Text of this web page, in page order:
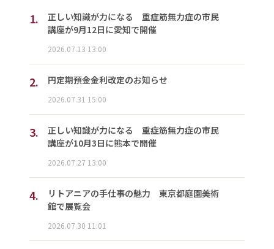
1.
正しい知識が力になる 重症筋無力症の市民
講座が9月12日に愛知で開催
2026.07.13 13:00
2. 円定期預金金利改定のお知らせ
2026.07.31 15:00
3.
正しい知識が力になる 重症筋無力症の市民
講座が10月3日に熊本で開催
2026.07.27 13:00
4.
リトアニアの手仕事の魅力 東京都庭園美術
館で展覧会
2026.07.30 11:01